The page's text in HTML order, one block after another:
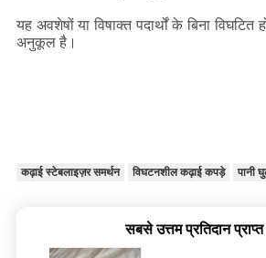
यह अवशेषों या विषाक्त पदार्थों के बिना विघटित
अनुकूल है।
कढ़ाई स्टेबलाइज़र समर्थन विघटनशील कढ़ाई कपड़े पानी
सबसे उत्तम प्रतिदान